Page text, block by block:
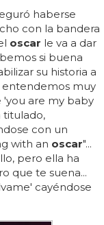
haberse
con la bandera
oscar le va a dar
si buena
su historia a
entendemos muy
'you are my baby
titulado,
con un
with an oscar"...
pero ella ha
que te suena...
cayéndose